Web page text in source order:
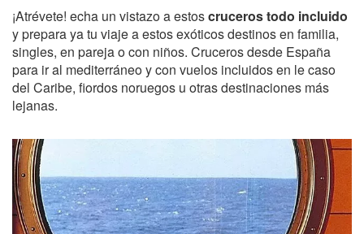
¡Atrévete! echa un vistazo a estoscruceros todo incluido
y prepara ya tu viaje a estos exóticos destinos en familia,
singles, en pareja o con niños. Cruceros desde España
para ir al mediterráneo y con vuelos incluidos en le caso
del Caribe, fiordos noruegos u otras destinaciones más
lejanas.